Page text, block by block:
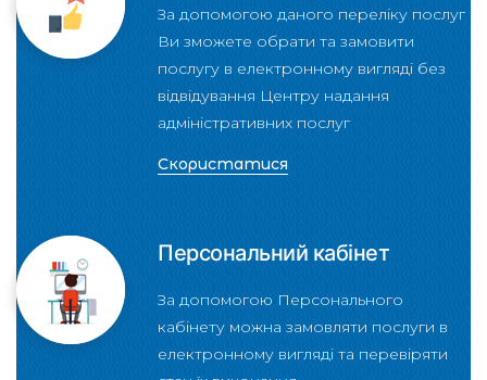
За допомогою даного переліку послуг
Ви зможете обрати та замовити
послугу в електронному вигляді без
відвідування Центру надання
адміністративних послуг
Скористатися
Персональний кабінет
За допомогою Персонального
кабінету можна замовляти послуги в
електронному вигляді та перевіряти